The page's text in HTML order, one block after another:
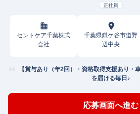
正社員
セントケア千葉株式
会社
千葉県鎌ケ谷市道野
辺中央
【賞与あり（年2回）・資格取得支援あり・
を届ける毎日♪
応募画面へ進む